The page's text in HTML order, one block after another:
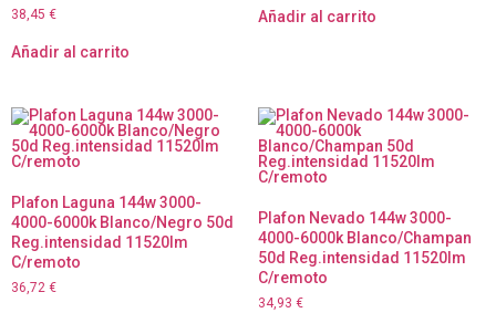
38,45 €
Añadir al carrito
Añadir al carrito
Plafon Laguna 144w 3000-
4000-6000k Blanco/Negro 50d
Reg.intensidad 11520lm
C/remoto
36,72 €
Plafon Nevado 144w 3000-
4000-6000k Blanco/Champan
50d Reg.intensidad 11520lm
C/remoto
34,93 €